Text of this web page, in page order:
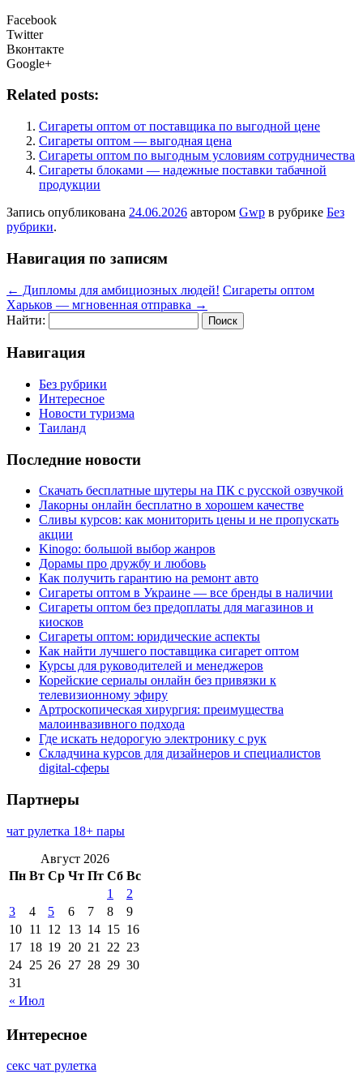
Facebook
Twitter
Вконтакте
Google+
Related posts:
Сигареты оптом от поставщика по выгодной цене
Сигареты оптом — выгодная цена
Сигареты оптом по выгодным условиям сотрудничества
Сигареты блоками — надежные поставки табачной
продукции
Запись опубликована 24.06.2026 автором Gwp в рубрике Без
рубрики.
Навигация по записям
← Дипломы для амбициозных людей! Сигареты оптом
Харьков — мгновенная отправка →
Найти:
Навигация
Без рубрики
Интересное
Новости туризма
Таиланд
Последние новости
Скачать бесплатные шутеры на ПК с русской озвучкой
Лакорны онлайн бесплатно в хорошем качестве
Сливы курсов: как мониторить цены и не пропускать
акции
Kinogo: большой выбор жанров
Дорамы про дружбу и любовь
Как получить гарантию на ремонт авто
Сигареты оптом в Украине — все бренды в наличии
Сигареты оптом без предоплаты для магазинов и
киосков
Сигареты оптом: юридические аспекты
Как найти лучшего поставщика сигарет оптом
Курсы для руководителей и менеджеров
Корейские сериалы онлайн без привязки к
телевизионному эфиру
Артроскопическая хирургия: преимущества
малоинвазивного подхода
Где искать недорогую электронику с рук
Складчина курсов для дизайнеров и специалистов
digital-сферы
Партнеры
чат рулетка 18+ пары
Август 2026
Пн Вт Ср Чт Пт Сб Вс
« Июл
1
2
3
4 5 6 7 8
9
10 11 12 13 14 15 16
17 18 19 20 21 22 23
24 25 26 27 28 29 30
31
Интересное
секс чат рулетка